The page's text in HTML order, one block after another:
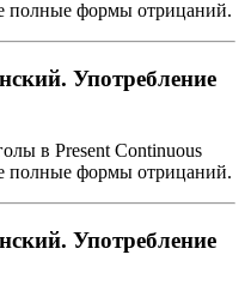
полные формы отрицаний.
Употребление
в Present Continuous
полные формы отрицаний.
Употребление